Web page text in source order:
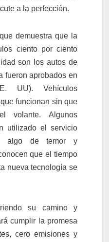
a la perfección.
demuestra que la
ciento por ciento
son los autos de
fueron aprobados en
UU). Vehículos
funcionan sin que
volante. Algunos
utilizado el servicio
algo de temor y
que el tiempo
nueva tecnología se
su camino y
cumplir la promesa
cero emisiones y